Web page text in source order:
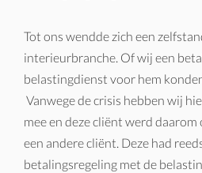
Tot ons wendde zich een
interieurbranche. Of wij een
belastingdienst voor hem
Vanwege de crisis hebben wij
mee en deze cliënt werd
een andere cliënt. Deze had
betalingsregeling met de